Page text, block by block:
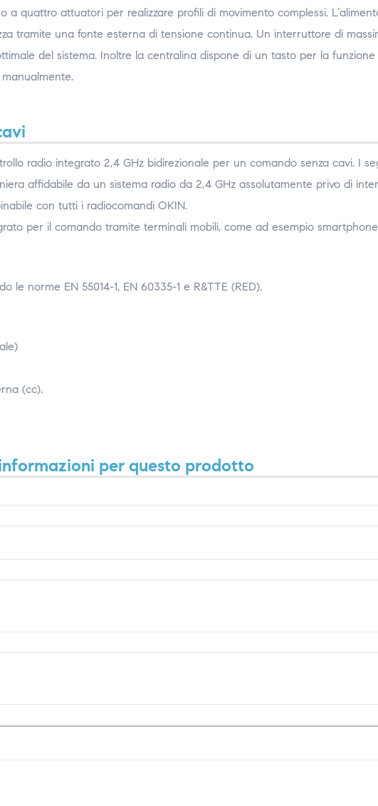
a quattro attuatori per realizzare profili di movimento complessi.
tramite una fonte esterna di tensione continua. Un interruttore di
del sistema. Inoltre la centralina dispone di un tasto per la
radio integrato 2,4 GHz bidirezionale per un comando senza cavi. I
affidabile da un sistema radio da 2,4 GHz assolutamente privo di
con tutti i radiocomandi OKIN.
per il comando tramite terminali mobili, come ad esempio
le norme EN 55014-1, EN 60335-1 e R&TTE (RED).
(cc).
per questo prodotto